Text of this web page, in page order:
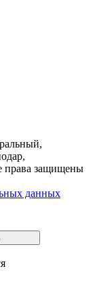
защищены
данных